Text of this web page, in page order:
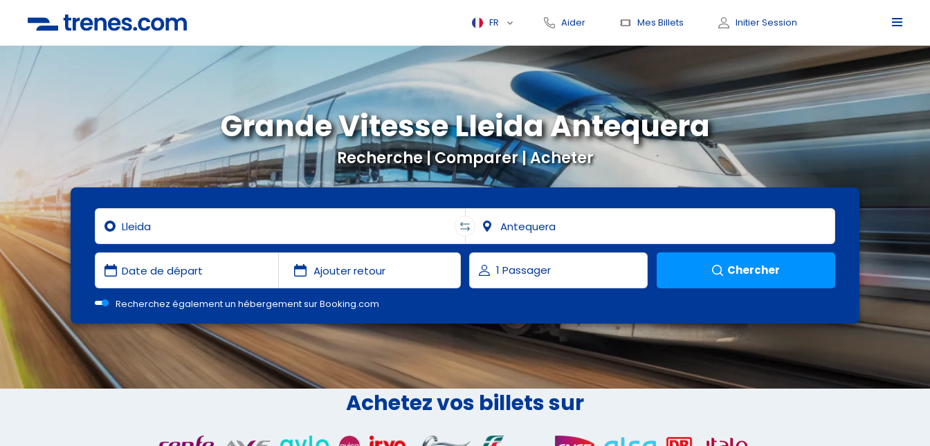
FR Aider Mes Billets Initier Session
Recherche | Comparer | Acheter
Grande Vitesse Lleida Antequera
Chercher
Recherchez également un hébergement sur Booking.com
Achetez vos billets sur